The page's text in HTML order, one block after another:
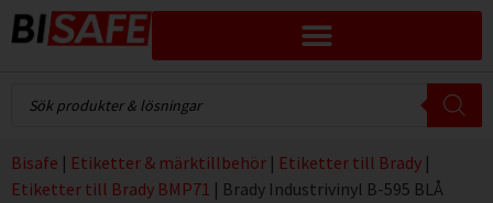
Bisafe | Etiketter & märktillbehör | Etiketter till Brady |
Etiketter till Brady BMP71 | Brady Industrivinyl B-595 BLÅ